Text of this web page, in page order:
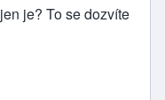
je? To se dozvíte